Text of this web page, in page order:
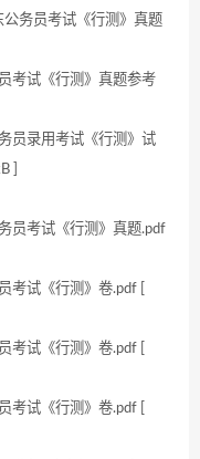
员考试《行测》真题
试《行测》真题参考
录用考试《行测》试
]
考试《行测》真题.pdf
试《行测》卷.pdf [
试《行测》卷.pdf [
试《行测》卷.pdf [